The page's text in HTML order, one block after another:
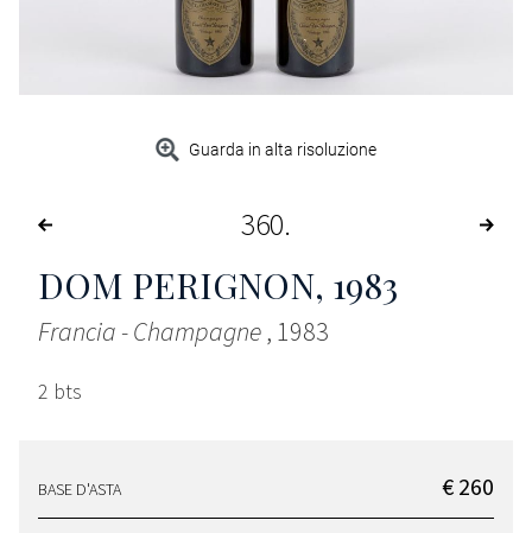
Guarda in alta risoluzione
360
DOM PERIGNON, 1983
Francia - Champagne, 1983
2 bts
BASE D'ASTA € 260